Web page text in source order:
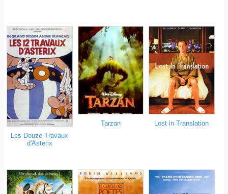
Les Douze Travaux
d'Asterix
Tarzan Lost in Translation